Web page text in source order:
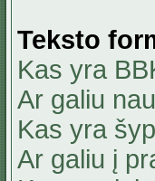
Teksto
Kas yra
Ar galiu
Kas yra
Ar galiu į